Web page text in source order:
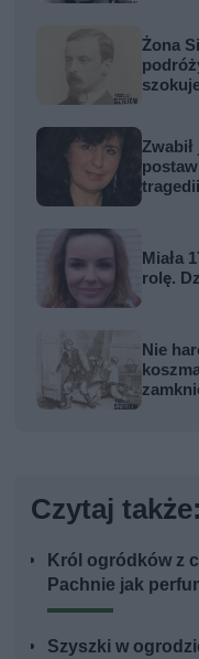
Żona
Miała
rolę.
Nie
Czytaj także:
Król ogródków z
Pachnie jak
Szyszki w